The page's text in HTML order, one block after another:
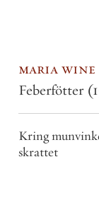
maria wine
Feberfötter
Kring
skrattet